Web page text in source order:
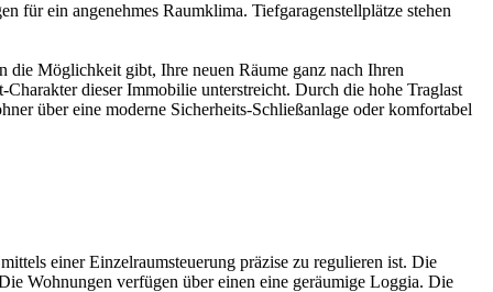
für ein angenehmes Raumklima. Tiefgaragenstellplätze stehen
die Möglichkeit gibt, Ihre neuen Räume ganz nach Ihren
dieser Immobilie unterstreicht. Durch die hohe Traglast
über eine moderne Sicherheits-Schließanlage oder komfortabel
einer Einzelraumsteuerung präzise zu regulieren ist. Die
Wohnungen verfügen über einen eine geräumige Loggia. Die